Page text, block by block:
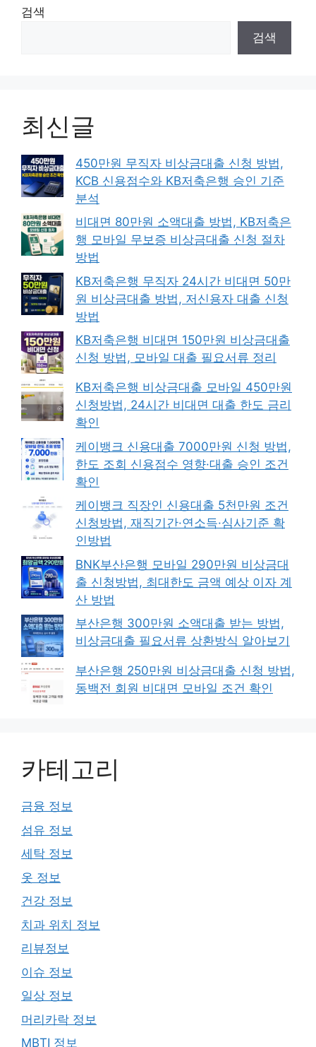
검색
검색
최신글
450만원 무직자 비상금대출 신청 방법,
KCB 신용점수와 KB저축은행 승인 기준
분석
비대면 80만원 소액대출 방법, KB저축은
행 모바일 무보증 비상금대출 신청 절차
방법
KB저축은행 무직자 24시간 비대면 50만
원 비상금대출 방법, 저신용자 대출 신청
방법
KB저축은행 비대면 150만원 비상금대출
신청 방법, 모바일 대출 필요서류 정리
KB저축은행 비상금대출 모바일 450만원
신청방법, 24시간 비대면 대출 한도 금리
확인
케이뱅크 신용대출 7000만원 신청 방법,
한도 조회 신용점수 영향·대출 승인 조건
확인
케이뱅크 직장인 신용대출 5천만원 조건
신청방법, 재직기간·연소득·심사기준 확
인방법
BNK부산은행 모바일 290만원 비상금대
출 신청방법, 최대한도 금액 예상 이자 계
산 방법
부산은행 300만원 소액대출 받는 방법,
비상금대출 필요서류 상환방식 알아보기
부산은행 250만원 비상금대출 신청 방법,
동백전 회원 비대면 모바일 조건 확인
카테고리
금융 정보
섬유 정보
세탁 정보
옷 정보
건강 정보
치과 위치 정보
리뷰정보
이슈 정보
일상 정보
머리카락 정보
MBTI 정보